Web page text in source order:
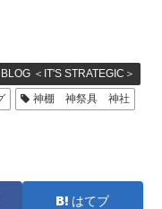
＜IT'S STRATEGIC＞
神棚 神祭具 神社
はてブ